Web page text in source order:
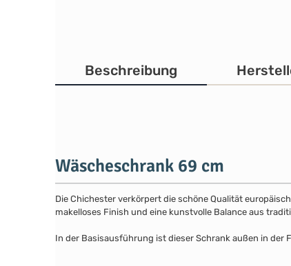
Beschreibung
Wäscheschrank 69 cm
Die Chichester verkörpert die schöne Qualität
makelloses Finish und eine kunstvolle Balance aus
In der Basisausführung ist dieser Schrank außen in der